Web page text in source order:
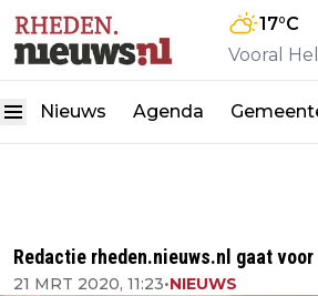
17°C
Vooral
Nieuws Agenda
Redactie rheden.nieuws.nl gaat
21 MRT 2020, 11:23•NIEUWS